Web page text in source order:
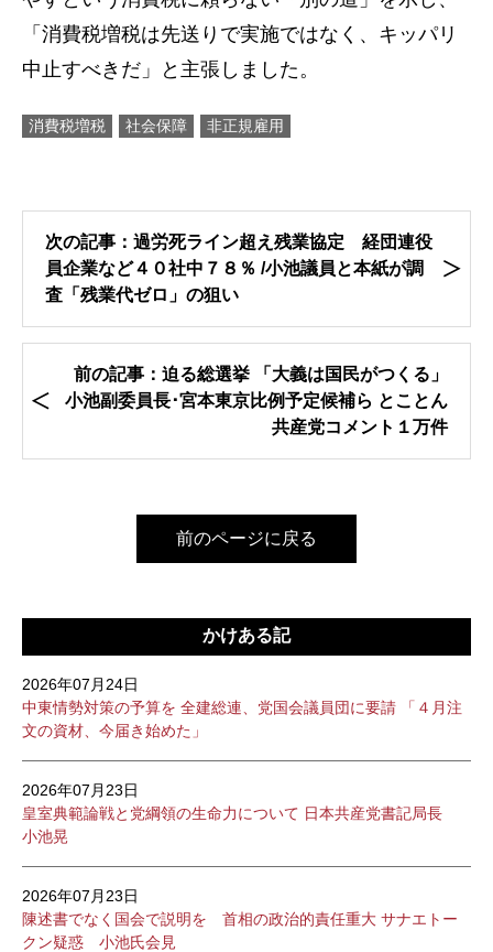
「消費税増税は先送りで実施ではなく、キッパリ
中止すべきだ」と主張しました。
消費税増税 社会保障 非正規雇用
次の記事：過労死ライン超え残業協定 経団連役
員企業など４０社中７８％ /小池議員と本紙が調
査「残業代ゼロ」の狙い
前の記事：迫る総選挙 「大義は国民がつくる」
小池副委員長･宮本東京比例予定候補ら とことん
共産党コメント１万件
前のページに戻る
かけある記
2026年07月24日
中東情勢対策の予算を 全建総連、党国会議員団に要請 「４月注
文の資材、今届き始めた」
2026年07月23日
皇室典範論戦と党綱領の生命力について 日本共産党書記局長
小池晃
2026年07月23日
陳述書でなく国会で説明を 首相の政治的責任重大 サナエトー
クン疑惑 小池氏会見